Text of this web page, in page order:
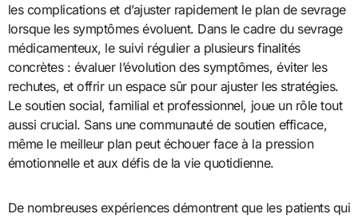
les complications et d’ajuster rapidement le plan de sevrage
lorsque les symptômes évoluent. Dans le cadre du sevrage
médicamenteux, le suivi régulier a plusieurs finalités
concrètes : évaluer l’évolution des symptômes, éviter les
rechutes, et offrir un espace sûr pour ajuster les stratégies.
Le soutien social, familial et professionnel, joue un rôle tout
aussi crucial. Sans une communauté de soutien efficace,
même le meilleur plan peut échouer face à la pression
émotionnelle et aux défis de la vie quotidienne.
De nombreuses expériences démontrent que les patients qui